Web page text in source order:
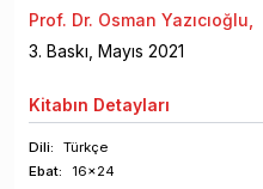
Prof. Dr. Osman Yazıcıoğlu,
3. Baskı, Mayıs 2021
Kitabın Detayları
Dili:
Türkçe
Ebat:
16x24